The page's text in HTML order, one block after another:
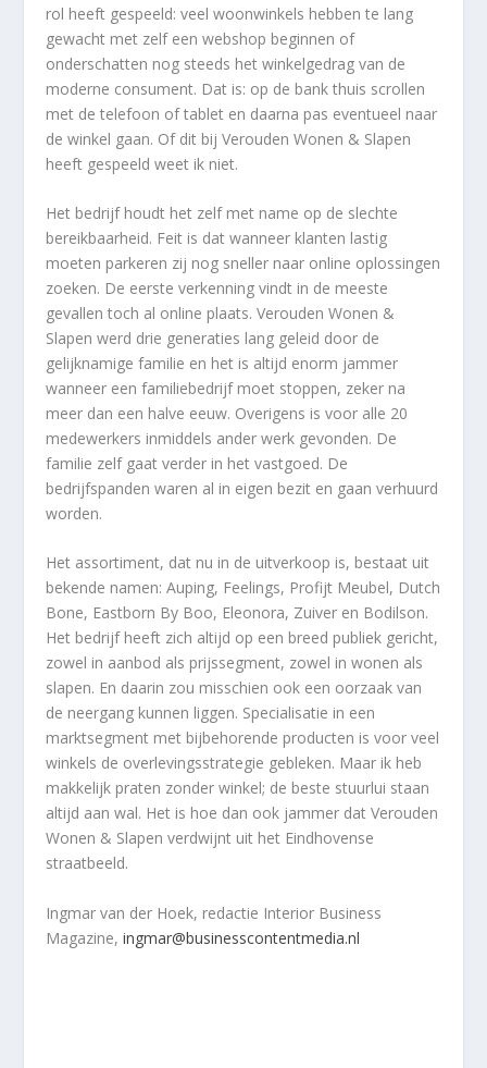
rol heeft gespeeld: veel woonwinkels hebben te lang
gewacht met zelf een webshop beginnen of
onderschatten nog steeds het winkelgedrag van de
moderne consument. Dat is: op de bank thuis scrollen
met de telefoon of tablet en daarna pas eventueel naar
de winkel gaan. Of dit bij Verouden Wonen & Slapen
heeft gespeeld weet ik niet.
Het bedrijf houdt het zelf met name op de slechte
bereikbaarheid. Feit is dat wanneer klanten lastig
moeten parkeren zij nog sneller naar online oplossingen
zoeken. De eerste verkenning vindt in de meeste
gevallen toch al online plaats. Verouden Wonen &
Slapen werd drie generaties lang geleid door de
gelijknamige familie en het is altijd enorm jammer
wanneer een familiebedrijf moet stoppen, zeker na
meer dan een halve eeuw. Overigens is voor alle 20
medewerkers inmiddels ander werk gevonden. De
familie zelf gaat verder in het vastgoed. De
bedrijfspanden waren al in eigen bezit en gaan verhuurd
worden.
Het assortiment, dat nu in de uitverkoop is, bestaat uit
bekende namen: Auping, Feelings, Profijt Meubel, Dutch
Bone, Eastborn By Boo, Eleonora, Zuiver en Bodilson.
Het bedrijf heeft zich altijd op een breed publiek gericht,
zowel in aanbod als prijssegment, zowel in wonen als
slapen. En daarin zou misschien ook een oorzaak van
de neergang kunnen liggen. Specialisatie in een
marktsegment met bijbehorende producten is voor veel
winkels de overlevingsstrategie gebleken. Maar ik heb
makkelijk praten zonder winkel; de beste stuurlui staan
altijd aan wal. Het is hoe dan ook jammer dat Verouden
Wonen & Slapen verdwijnt uit het Eindhovense
straatbeeld.
Ingmar van der Hoek, redactie Interior Business
Magazine,ingmar@businesscontentmedia.nl